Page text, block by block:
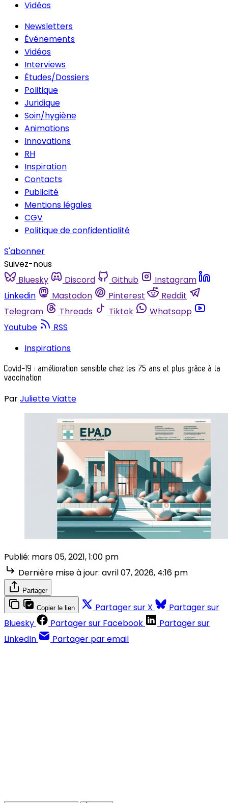
Vidéos
Newsletters
Événements
Vidéos
Interviews
Études/Dossiers
Politique
Juridique
Soin/hygiène
Animations
Innovations
RH
Inspiration
Contacts
Publicité
Mentions légales
CGV
Politique de confidentialité
S'abonner
Suivez-nous
Bluesky
Discord Github
Instagram
Linkedin
Mastodon Pinterest
Reddit
Telegram
Threads Tiktok
Whatsapp
Youtube
RSS
Inspirations
Covid-19 : amélioration sensible chez les 75 ans et plus grâce à la
vaccination
ParJuliette Viatte
Publié: mars 05, 2021, 1:00 pm
Dernière mise à jour: avril 07, 2026, 4:16 pm
Partager
Copier le lien Partager sur X
Partager sur
Bluesky
Partager sur Facebook
Partager sur
LinkedIn
Partager par email